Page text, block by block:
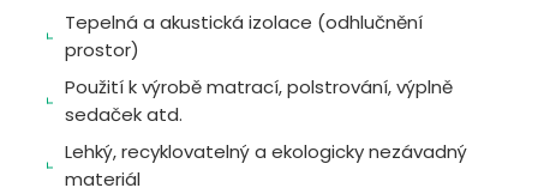
Tepelná a akustická izolace (odhlučnění
prostor)
Použití k výrobě matrací, polstrování, výplně
sedaček atd.
Lehký, recyklovatelný a ekologicky nezávadný
materiál